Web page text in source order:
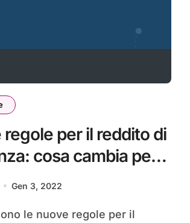
regole per il reddito di
cosa cambia per i
Gen 3, 2022